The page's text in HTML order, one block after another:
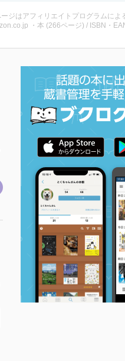
ジはアフィリエイトプログラムによ
・本 (266ページ) / ISBN・